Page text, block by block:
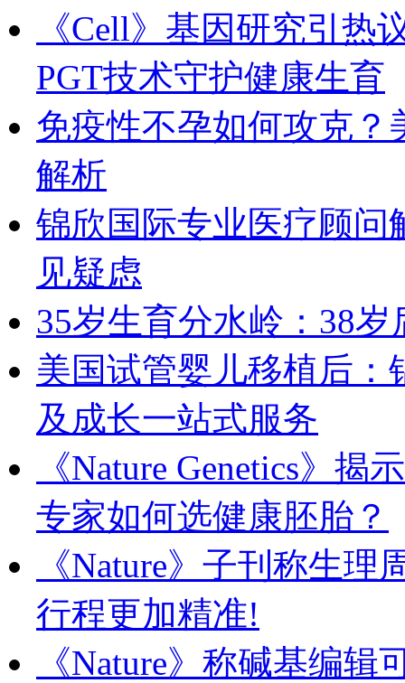
《Cell》基因研究引热
PGT技术守护健康生育
免疫性不孕如何攻克？
解析
锦欣国际专业医疗顾问
见疑虑
35岁生育分水岭：38
美国试管婴儿移植后
及成长一站式服务
《Nature Genetics》
专家如何选健康胚胎？
《Nature》子刊称生
行程更加精准!
《Nature》称碱基编